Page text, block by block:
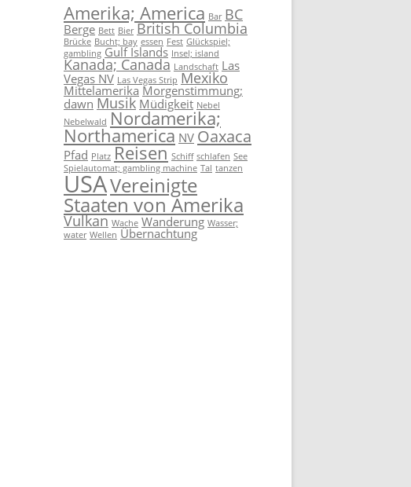
Amerika; America Bar BC
Berge Bett Bier British Columbia
Brücke Bucht; bay essen Fest Glückspiel;
gambling Gulf Islands Insel; island
Kanada; Canada Landschaft Las
Vegas NV Las Vegas Strip Mexiko
Mittelamerika Morgenstimmung;
dawn Musik Müdigkeit Nebel
Nebelwald Nordamerika;
Northamerica NV Oaxaca
Pfad Platz Reisen Schiff schlafen See
Spielautomat; gambling machine Tal tanzen
USAVereinigte
Staaten von Amerika
Vulkan Wache Wanderung Wasser;
water Wellen Übernachtung